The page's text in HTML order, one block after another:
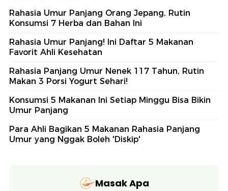
Rahasia Umur Panjang Orang Jepang, Rutin
Konsumsi 7 Herba dan Bahan Ini
Rahasia Umur Panjang! Ini Daftar 5 Makanan
Favorit Ahli Kesehatan
Rahasia Panjang Umur Nenek 117 Tahun, Rutin
Makan 3 Porsi Yogurt Sehari!
Konsumsi 5 Makanan Ini Setiap Minggu Bisa Bikin
Umur Panjang
Para Ahli Bagikan 5 Makanan Rahasia Panjang
Umur yang Nggak Boleh 'Diskip'
Masak Apa